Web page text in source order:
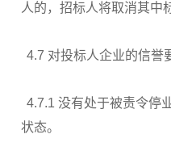
人的，招标人将取消其中
4.7 对投标人企业的信誉
4.7.1 没有处于被责令停
状态。